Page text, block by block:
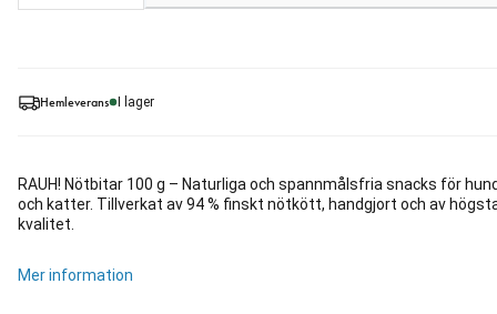
Hemleverans I lager
RAUH! Nötbitar 100 g – Naturliga och spannmålsfria snacks för
och katter. Tillverkat av 94 % finskt nötkött, handgjort och av
kvalitet.
Mer information